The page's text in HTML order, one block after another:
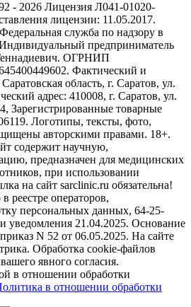
2026 Лицензия Л041-01020-
лицензии: 11.05.2017.
служба по надзору в
предприниматель
ОГРНИП
Фактический и
область, г. Саратов, ул.
адрес: 410008, г. Саратов, ул.
Зарегистрированные товарные
Логотипы, тексты, фото,
авторскими правами. 18+.
содержит научную,
предназначен для медицинских
при использовании
на сайт sarclinic.ru обязательна!
реестре операторов,
персональных данных, 64-25-
уведомления 21.04.2025. Основание
N 52 от 06.05.2025. На сайте
Обработка cookie-файлов
явного согласия.
в отношении обработки
в отношении обработки